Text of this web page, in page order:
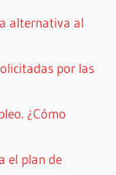
alternativa al
por las
¿Cómo
el plan de